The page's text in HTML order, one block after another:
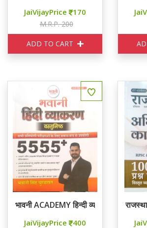
JaiVijayPrice 170
M.R.P. 200
ADD TO CART
भावनी ACADEMY हिन्दी व्याकरण वस्तुनिष्ठ
JaiVijayPrice 400